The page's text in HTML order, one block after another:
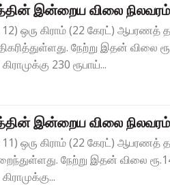
இன்றைய விலை
ஒரு கிராம் (22 கேரட்) ஆபரணத்
நேற்று இதன் விலை
230 ரூபாய்...
இன்றைய விலை
ஒரு கிராம் (22 கேரட்) ஆபரணத்
நேற்று இதன் விலை